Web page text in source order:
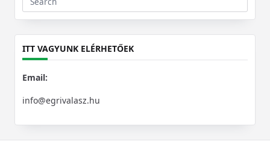
Search
for:
ITT VAGYUNK ELÉRHETŐEK
Email:
info@egrivalasz.hu